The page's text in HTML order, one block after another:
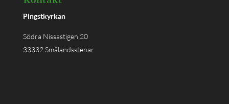
Pingstkyrkan
Södra Nissastigen 20
33332 Smålandsstenar